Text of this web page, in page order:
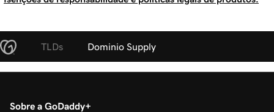
TLDs Dominio Supply
Sobre a GoDaddy